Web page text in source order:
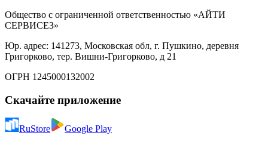
Общество с ограниченной ответственностью «АЙТИ
СЕРВИСЕЗ»
Юр. адрес: 141273, Московская обл, г. Пушкино, деревня
Григорково, тер. Вишни-Григорково, д 21
ОГРН 1245000132002
Скачайте приложение
RuStore Google Play